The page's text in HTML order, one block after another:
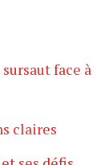
face à
claires